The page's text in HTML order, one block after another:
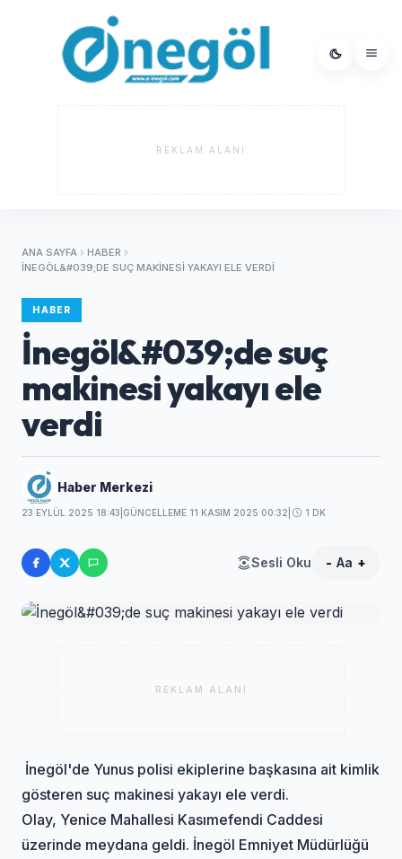
REKLAM ALANI
ANA SAYFA
HABER
İNEGÖL&#039;DE SUÇ MAKINESI YAKAYI ELE VERDI
HABER
İnegöl&#039;de suç
makinesi yakayı ele
verdi
Haber Merkezi
23 EYLÜL 2025 18:43 GÜNCELLEME 11 KASIM 2025 00:32 1 DK
Sesli Oku - Aa +
REKLAM ALANI
İnegöl'de Yunus polisi ekiplerine başkasına ait kimlik
gösteren suç makinesi yakayı ele verdi.
Olay, Yenice Mahallesi Kasımefendi Caddesi
üzerinde meydana geldi. İnegöl Emniyet Müdürlüğü